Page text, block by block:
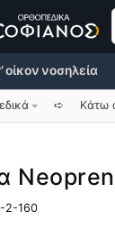
οίκον νοσηλεία
➪ Κάτω
2-160